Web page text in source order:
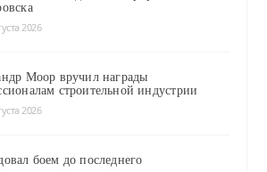
2026
Моор вручил награды
строительной индустрии
2026
боем до последнего